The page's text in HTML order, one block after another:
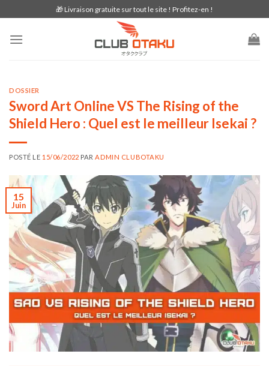
to
content
🎁 Livraison gratuite sur tout le site ! Profitez-en !
DOSSIER
Sword Art Online VS The Rising of the
Shield Hero : Quel est le meilleur Isekai ?
POSTÉ LE 15/06/2022 PAR ADMIN CLUBOTAKU
15
Juin